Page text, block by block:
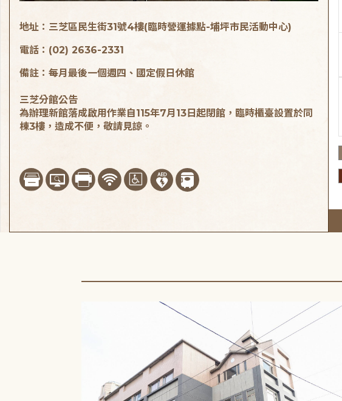
地址：三芝區民生街31號4樓(臨時營運據點-埔坪市民活動中心)
電話：(02) 2636-2331
備註：每月最後一個週四、國定假日休館
三芝分館公告
為辦理新館落成啟用作業自115年7月13日起閉館，臨時櫃臺設置於同
棟3樓，造成不便，敬請見諒。